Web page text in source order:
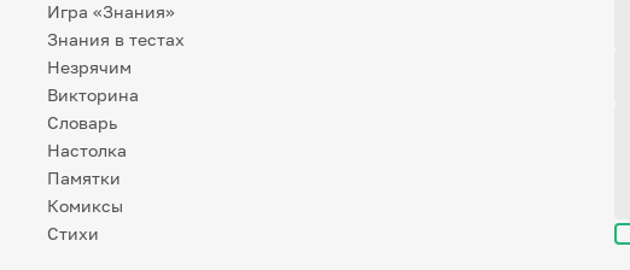
Игра «Знания»
Знания в тестах
Незрячим
Викторина
Словарь
Настолка
Памятки
Комиксы
Стихи